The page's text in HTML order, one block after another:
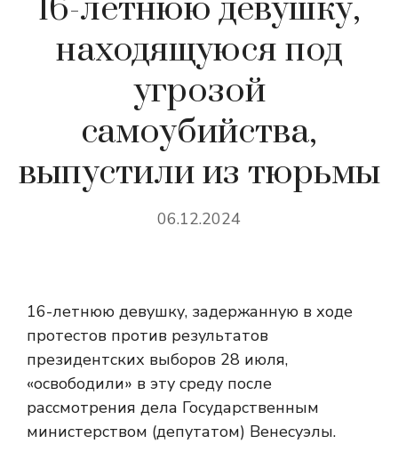
16-летнюю девушку,
находящуюся под
угрозой
самоубийства,
выпустили из тюрьмы
06.12.2024
16-летнюю девушку, задержанную в ходе
протестов против результатов
президентских выборов 28 июля,
«освободили» в эту среду после
рассмотрения дела Государственным
министерством (депутатом) Венесуэлы.